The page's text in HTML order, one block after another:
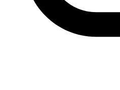
Hashtag para seguirlo y
#primaverasquemadas